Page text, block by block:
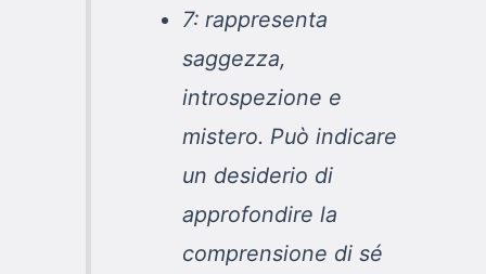
7: rappresenta
saggezza,
introspezione e
mistero. Può indicare
un desiderio di
approfondire la
comprensione di sé